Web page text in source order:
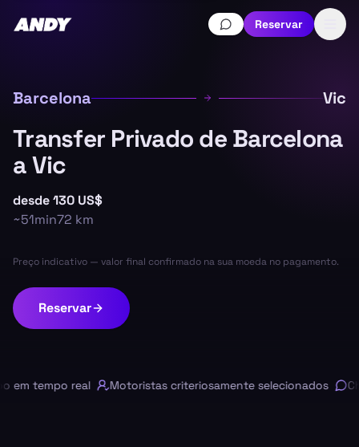
Reservar
Barcelona Vic
Transfer Privado de Barcelona
a Vic
desde130 US$
~51min72 km
Preço indicativo — valor final confirmado na sua moeda no pagamento.
Reservar
tempo real Motoristas criteriosamente selecionados